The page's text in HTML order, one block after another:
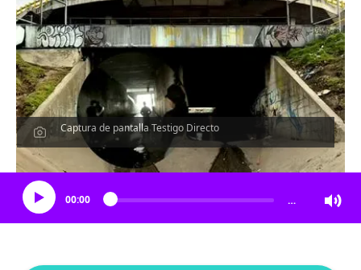
Captura de pantalla Testigo Directo
Escucha el artículo
00:00 …